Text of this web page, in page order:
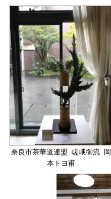
奈良市茶華道連盟 嵯峨御流 岡
本トヨ甫